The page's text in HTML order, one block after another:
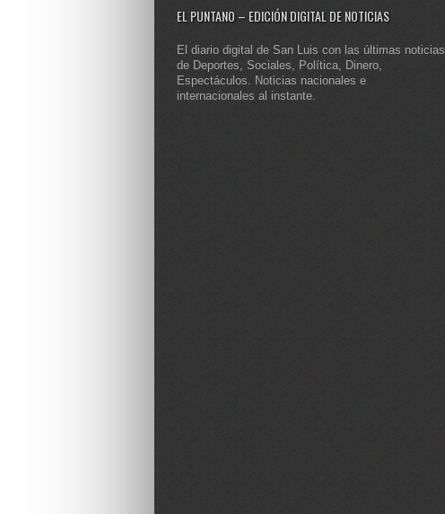
EL PUNTANO – EDICIÓN DIGITAL DE NOTICIAS
El diario digital de San Luis con las últimas noticias
de Deportes, Sociales, Política, Dinero,
Espectáculos. Noticias nacionales e
internacionales al instante.